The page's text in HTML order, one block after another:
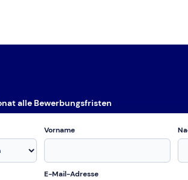
alle Bewerbungsfristen
Vorname
E-Mail-Adresse